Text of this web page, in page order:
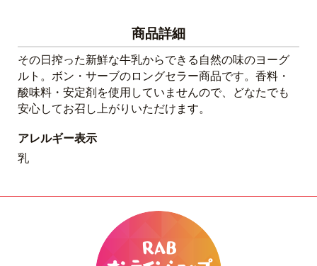
商品詳細
その日搾った新鮮な牛乳からできる自然の味のヨーグ
ルト。ボン・サーブのロングセラー商品です。香料・
酸味料・安定剤を使用していませんので、どなたでも
安心してお召し上がりいただけます。
アレルギー表示
乳